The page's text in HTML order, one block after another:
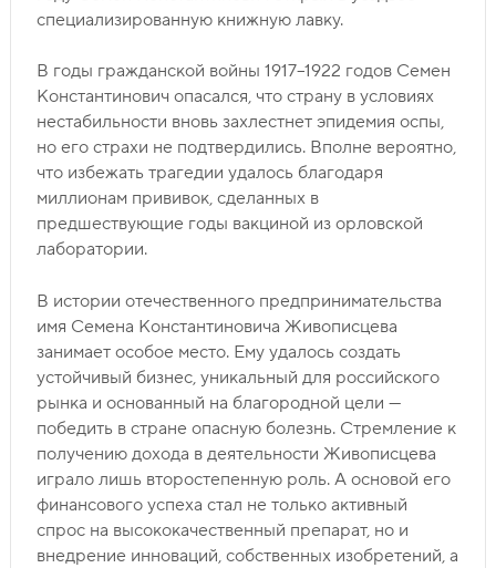
специализированную книжную лавку.
В годы гражданской войны 1917–1922 годов Семен
Константинович опасался, что страну в условиях
нестабильности вновь захлестнет эпидемия оспы,
но его страхи не подтвердились. Вполне вероятно,
что избежать трагедии удалось благодаря
миллионам прививок, сделанных в
предшествующие годы вакциной из орловской
лаборатории.
В истории отечественного предпринимательства
имя Семена Константиновича Живописцева
занимает особое место. Ему удалось создать
устойчивый бизнес, уникальный для российского
рынка и основанный на благородной цели —
победить в стране опасную болезнь. Стремление к
получению дохода в деятельности Живописцева
играло лишь второстепенную роль. А основой его
финансового успеха стал не только активный
спрос на высококачественный препарат, но и
внедрение инноваций, собственных изобретений, а